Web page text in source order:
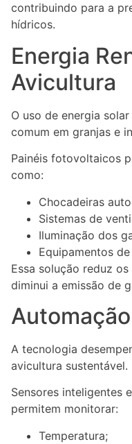
contribuindo para a
hídricos.
Energia
Avicultura
O uso de energia
comum em granjas e
Painéis fotovoltaicos
como:
Chocadeiras
Sistemas de
Iluminação dos
Equipamentos
Essa solução reduz
diminui a emissão de
A tecnologia
avicultura sustentável.
Sensores inteligentes
permitem monitorar:
Temperatura;